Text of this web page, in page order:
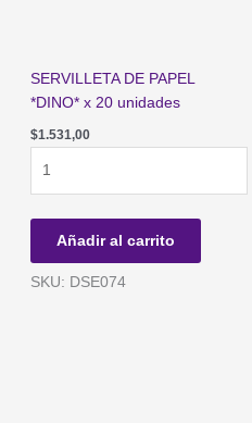
SERVILLETA DE PAPEL
*DINO* x 20 unidades
$1.531,00
20
Añadir al carrito
SKU: DSE074